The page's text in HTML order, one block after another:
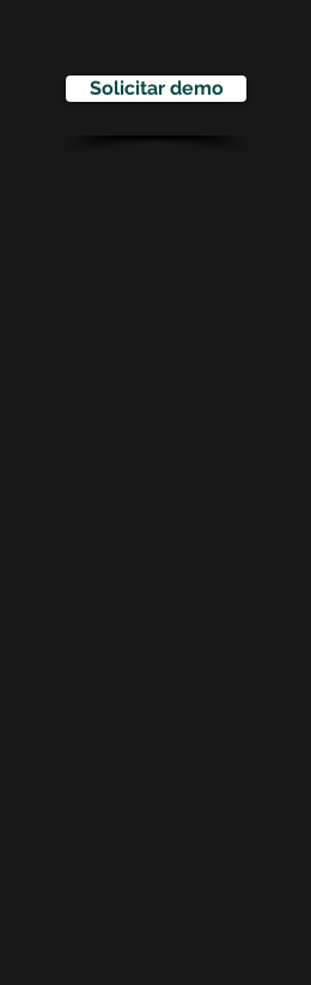
Solicitar demo